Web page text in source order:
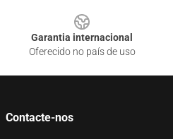
Garantia internacional
Oferecido no país de uso
Contacte-nos